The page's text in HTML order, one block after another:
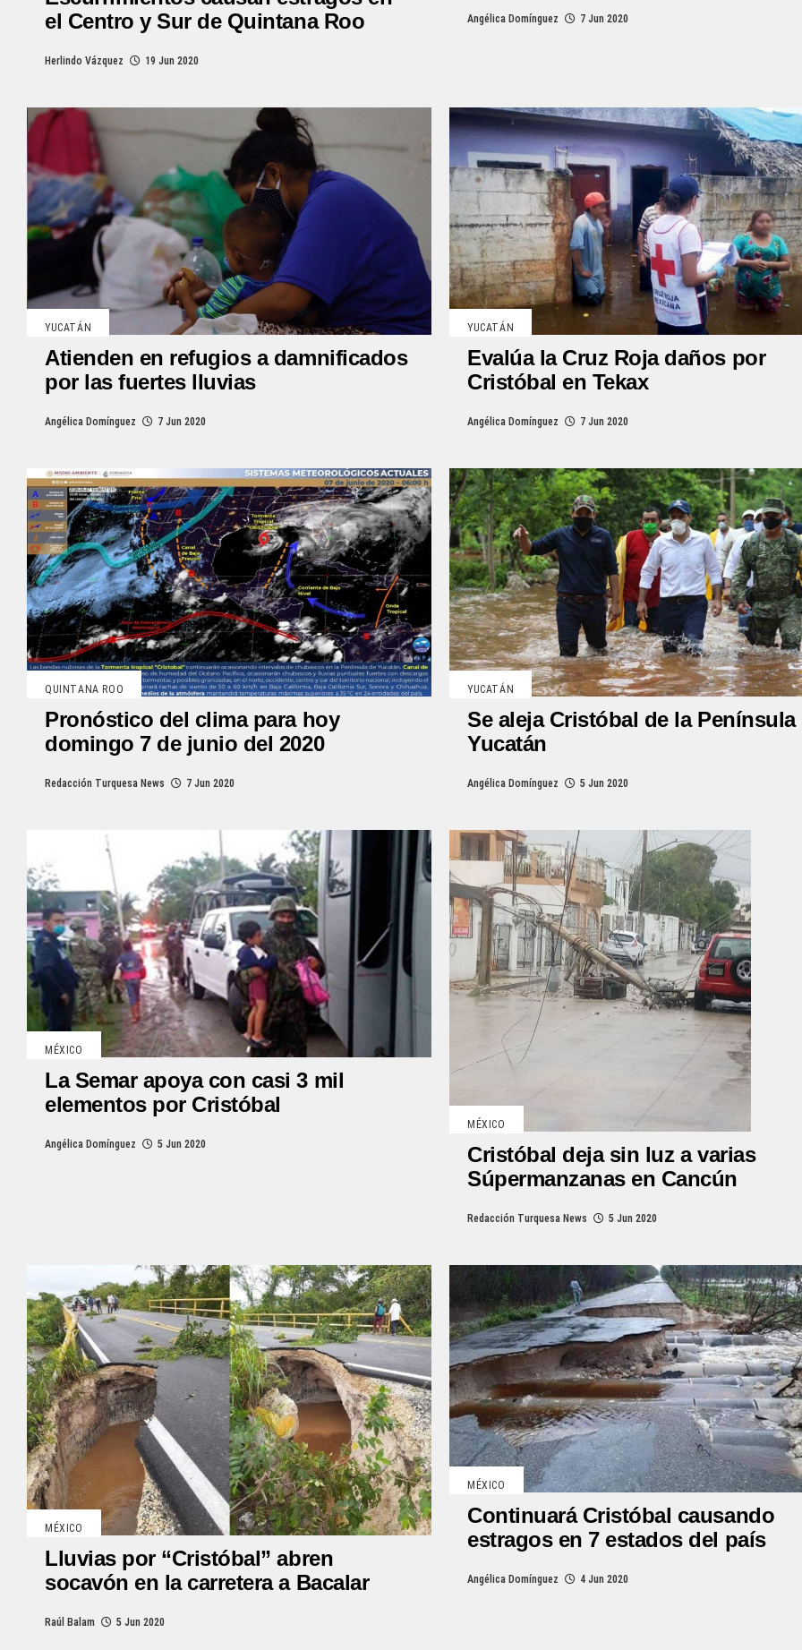
el Centro y Sur de Quintana Roo
Herlindo Vázquez 19 Jun 2020
Angélica Domínguez 7 Jun 2020
YUCATÁN
Atienden en refugios a damnificados
por las fuertes lluvias
Angélica Domínguez 7 Jun 2020
YUCATÁN
Evalúa la Cruz Roja daños por
Cristóbal en Tekax
Angélica Domínguez 7 Jun 2020
QUINTANA ROO
Pronóstico del clima para hoy
domingo 7 de junio del 2020
Redacción Turquesa News 7 Jun 2020
YUCATÁN
Se aleja Cristóbal de la Península
Yucatán
Angélica Domínguez 5 Jun 2020
MÉXICO
La Semar apoya con casi 3 mil
elementos por Cristóbal
Angélica Domínguez 5 Jun 2020
MÉXICO
Cristóbal deja sin luz a varias
Súpermanzanas en Cancún
Redacción Turquesa News 5 Jun 2020
MÉXICO
Lluvias por “Cristóbal” abren
socavón en la carretera a Bacalar
Raúl Balam 5 Jun 2020
MÉXICO
Continuará Cristóbal causando
estragos en 7 estados del país
Angélica Domínguez 4 Jun 2020